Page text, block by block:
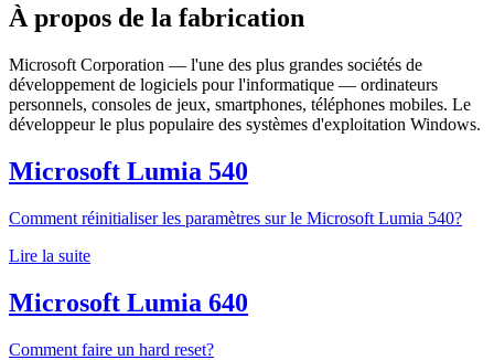
À propos de la fabrication
Microsoft Corporation — l'une des plus grandes sociétés de
développement de logiciels pour l'informatique — ordinateurs
personnels, consoles de jeux, smartphones, téléphones mobiles. Le
développeur le plus populaire des systèmes d'exploitation Windows.
Microsoft Lumia 540
Comment réinitialiser les paramètres sur le Microsoft Lumia 540?
Lire la suite
Microsoft Lumia 640
Comment faire un hard reset?